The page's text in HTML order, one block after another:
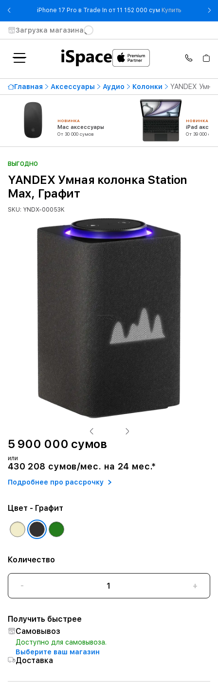
iPhone 17 Pro в Trade In от 11 152 000 сум Купить- iPhone 17
Загрузка магазина
Главная Аксессуары Аудио Колонки YANDEX
НОВИНКА
Mac аксессуары
От 30 000 сумов
НОВИНКА
iPad
От 39 000
ВЫГОДНО
YANDEX Умная колонка Station
Max, Графит
SKU: YNDX-00053K
5 900 000 сумов
или
430 208 сумов/мес. на 24 мес.*
Подробнее про рассрочку
Цвет - Графит
Количество
- +
Получить быстрее
Самовывоз
Доступно для самовывоза.
Выберите ваш магазин
Доставка